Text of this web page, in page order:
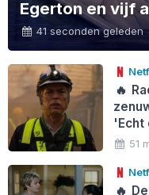
Egerton en vijf
41 seconden geleden
🔥
'Echt
51
🔥